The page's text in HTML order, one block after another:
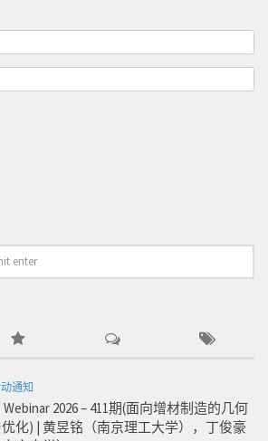
通知
Webinar 2026 – 411期(面向增材制造的几何
化) | 黄昱铭（南京理工大学），丁俊豪